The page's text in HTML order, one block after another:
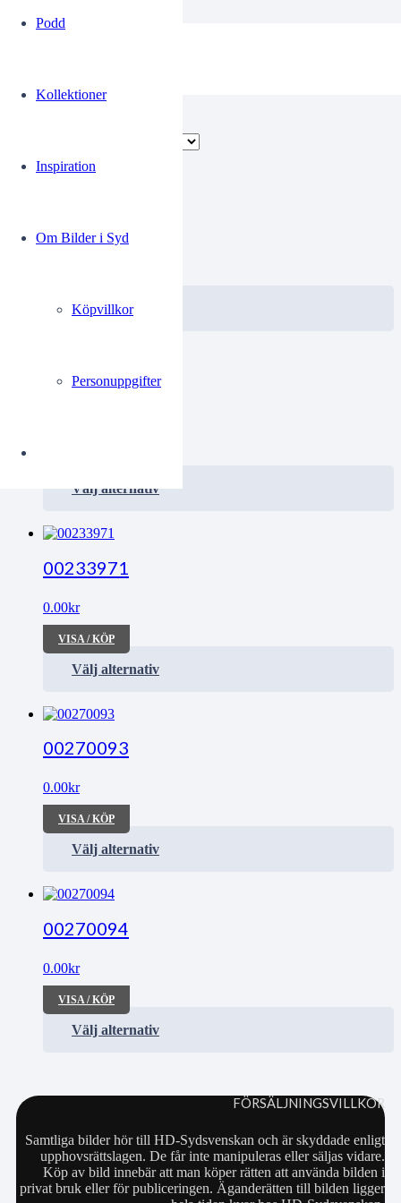
Podd
Kollektioner
Inspiration
Om Bilder i Syd
Köpvillkor
Personuppgifter
0.00kr
Välj alternativ
00233393
Välj alternativ
00233971
0.00kr
VISA / KÖP
Välj alternativ
00270093
0.00kr
VISA / KÖP
Välj alternativ
00270094
0.00kr
VISA / KÖP
Välj alternativ
FÖRSÄLJNINGSVILLKOR
Samtliga bilder hör till HD-Sydsvenskan och är skyddade enligt
upphovsrättslagen. De får inte manipuleras eller säljas vidare.
Köp av bild innebär att man köper rätten att använda bilden i
privat bruk eller för publiceringen. Äganderätten till bilden ligger